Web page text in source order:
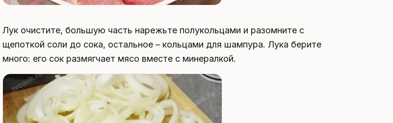
Лук очистите, большую часть нарежьте полукольцами и разомните с
щепоткой соли до сока, остальное – кольцами для шампура. Лука берите
много: его сок размягчает мясо вместе с минералкой.